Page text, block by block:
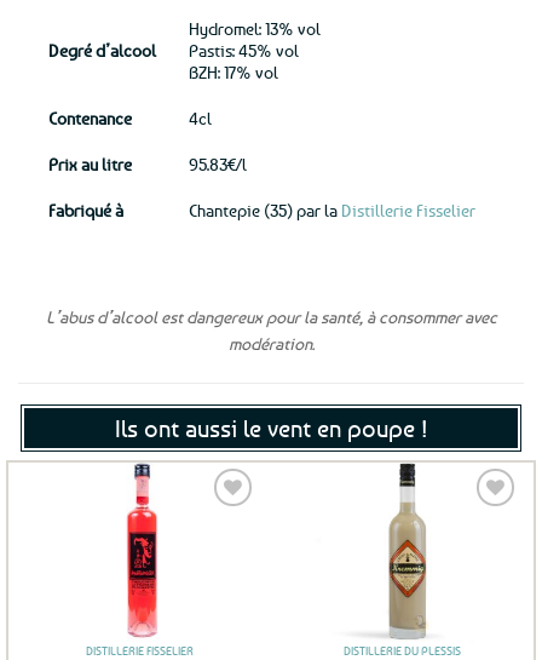
Degré d’alcool
Hydromel: 13% vol
Pastis: 45% vol
BZH: 17% vol
Contenance 4cl
Prix au litre 95.83€/l
Fabriqué à Chantepie (35) par la Distillerie Fisselier
L’abus d’alcool est dangereux pour la santé, à consommer avec
modération.
Ils ont aussi le vent en poupe !
DISTILLERIE FISSELIER DISTILLERIE DU PLESSIS